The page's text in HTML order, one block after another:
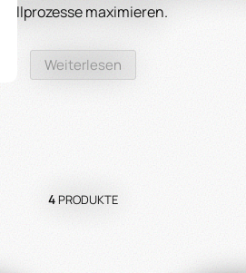
Grillprozesse maximieren.
Weiterlesen
4PRODUKTE